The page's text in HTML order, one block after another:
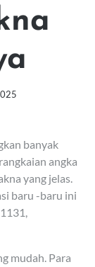
banyak
angka
yang jelas.
baru -baru ini
mudah. Para